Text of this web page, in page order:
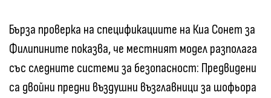
Бърза проверка на спецификациите на Киа Сонет за
Филипините показва, че местният модел разполага
със следните системи за безопасност: Предвидени
са двойни предни въздушни възглавници за шофьора